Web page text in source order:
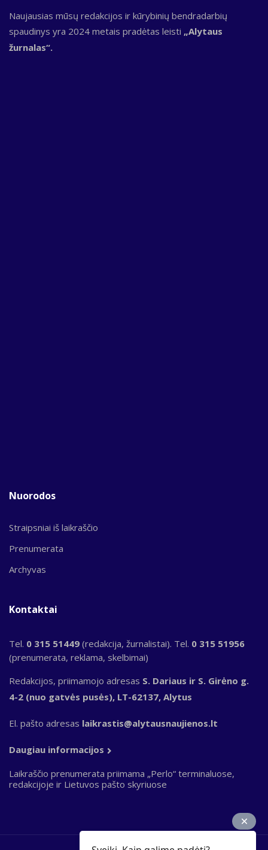
Naujausias mūsų redakcijos ir kūrybinių bendradarbių
spaudinys yra 2024 metais pradėtas leisti „Alytaus
žurnalas“.
Nuorodos
Straipsniai iš laikraščio
Prenumerata
Archyvas
Kontaktai
Tel. 0 315 51449 (redakcija, žurnalistai). Tel. 0 315 51956
(prenumerata, reklama, skelbimai)
Redakcijos, priimamojo adresas S. Dariaus ir S. Girėno g.
4-2 (nuo gatvės pusės), LT-62137, Alytus
El. pašto adresas laikrastis@alytausnaujienos.lt
Daugiau informacijos
Laikraščio prenumerata priimama „Perlo“ terminaluose,
redakcijoje ir Lietuvos pašto skyriuose